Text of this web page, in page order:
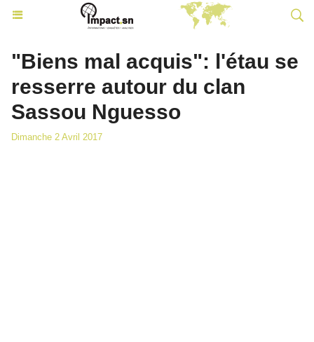
"Biens mal acquis": l'étau se
resserre autour du clan
Sassou Nguesso
Dimanche 2 Avril 2017